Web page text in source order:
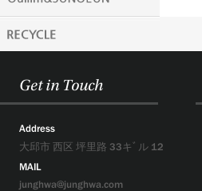
Get in Touch
Address
大邱市 西区 坪里路 33キﾞル 12
MAIL
junghwa@junghwa.com